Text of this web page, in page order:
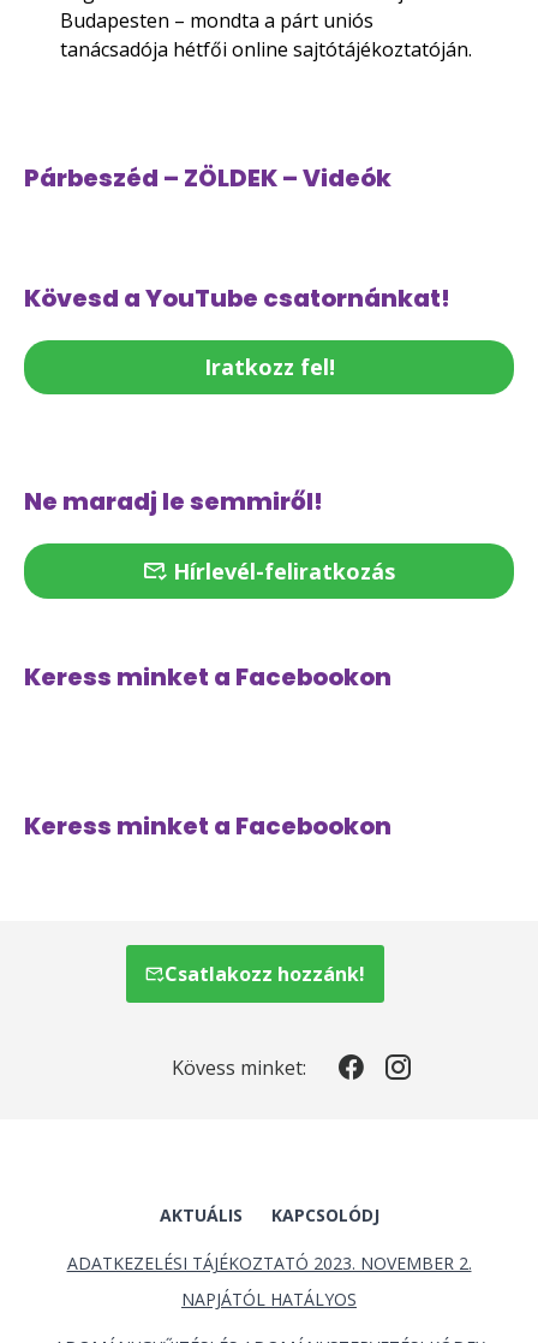
Budapesten – mondta a párt uniós
tanácsadója hétfői online sajtótájékoztatóján.
Párbeszéd – ZÖLDEK – Videók
Kövesd a YouTube csatornánkat!
Iratkozz fel!
Ne maradj le semmiről!
Hírlevél-feliratkozás
Keress minket a Facebookon
Keress minket a Facebookon
Csatlakozz hozzánk!
Kövess minket:
AKTUÁLIS KAPCSOLÓDJ
ADATKEZELÉSI TÁJÉKOZTATÓ 2023. NOVEMBER 2.
NAPJÁTÓL HATÁLYOS